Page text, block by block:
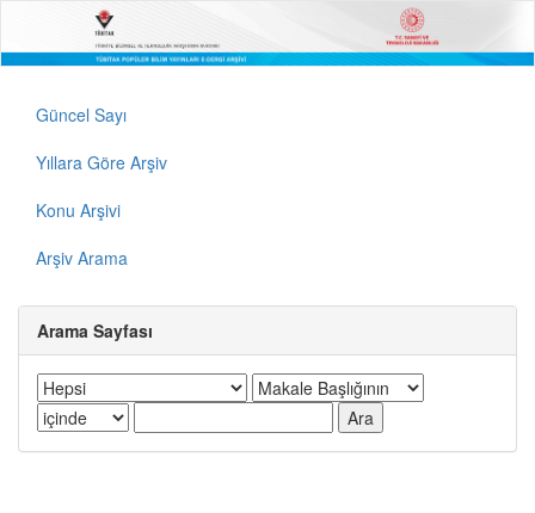
Güncel Sayı
Yıllara Göre Arşiv
Konu Arşivi
Arşiv Arama
Arama Sayfası